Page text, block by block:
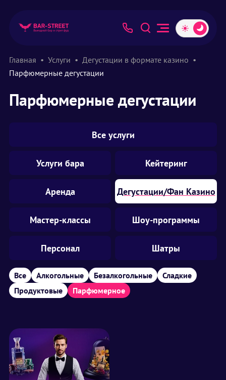
Главная Услуги
Дегустации в формате казино
Парфюмерные дегустации
Парфюмерные дегустации
Все услуги
Услуги бара Кейтеринг
Аренда Дегустации/Фан Казино
Мастер-классы Шоу-программы
Персонал Шатры
Все Алкогольные Безалкогольные
Сладкие
Продуктовые
Парфюмерное